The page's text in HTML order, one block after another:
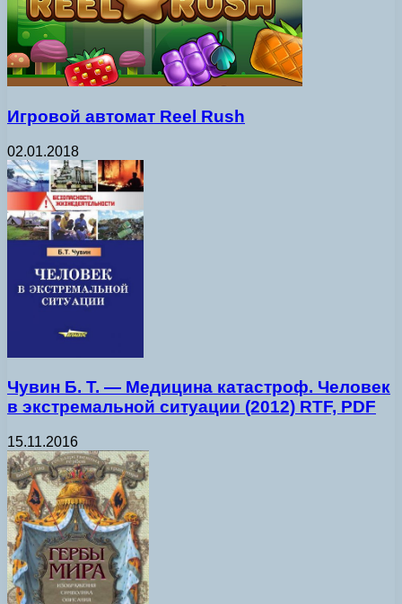
Игровой автомат Reel Rush
02.01.2018
Чувин Б. Т. — Медицина катастроф. Человек
в экстремальной ситуации (2012) RTF, PDF
15.11.2016